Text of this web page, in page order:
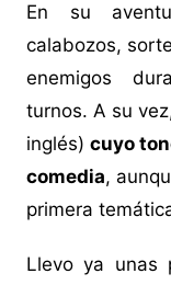
En su
calabozos,
enemigos
turnos. A su
inglés)cuyo
comedia,
primera
Llevo ya unas